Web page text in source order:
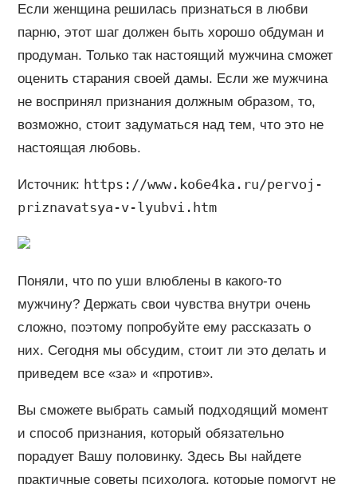
Если женщина решилась признаться в любви
парню, этот шаг должен быть хорошо обдуман и
продуман. Только так настоящий мужчина сможет
оценить старания своей дамы. Если же мужчина
не воспринял признания должным образом, то,
возможно, стоит задуматься над тем, что это не
настоящая любовь.
Источник: https://www.ko6e4ka.ru/pervoj-
priznavatsya-v-lyubvi.htm
Поняли, что по уши влюблены в какого-то
мужчину? Держать свои чувства внутри очень
сложно, поэтому попробуйте ему рассказать о
них. Сегодня мы обсудим, стоит ли это делать и
приведем все «за» и «против».
Вы сможете выбрать самый подходящий момент
и способ признания, который обязательно
порадует Вашу половинку. Здесь Вы найдете
практичные советы психолога, которые помогут не